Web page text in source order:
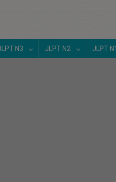
N3 JLPT N2 JLPT N1